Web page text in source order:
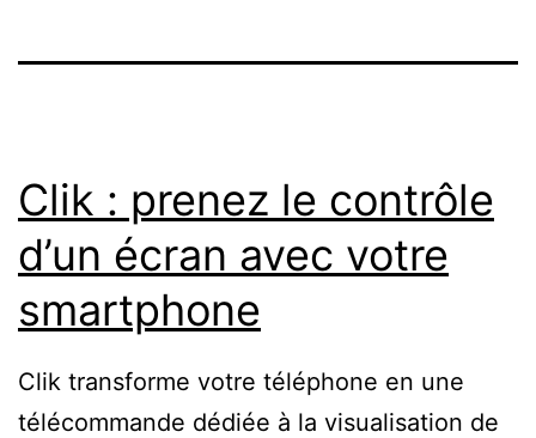
Clik : prenez le contrôle
d’un écran avec votre
smartphone
Clik transforme votre téléphone en une
télécommande dédiée à la visualisation de